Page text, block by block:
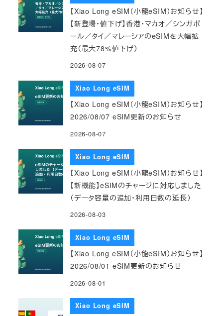
【Xiao Long eSIM（小龍eSIM）お知らせ】
【新登場・値下げ】香港・マカオ／シンガポ
ール／タイ／マレーシアのeSIMを大幅拡
充（最大78%値下げ）
2026-08-07
Xiao Long eSIM
【Xiao Long eSIM（小龍eSIM）お知らせ】
2026/08/07 eSIM更新のお知らせ
2026-08-07
Xiao Long eSIM
【Xiao Long eSIM（小龍eSIM）お知らせ】
【新機能】eSIMのチャージに対応しました
（データ容量の追加・利用日数の延長）
2026-08-03
Xiao Long eSIM
【Xiao Long eSIM（小龍eSIM）お知らせ】
2026/08/01 eSIM更新のお知らせ
2026-08-01
Xiao Long eSIM